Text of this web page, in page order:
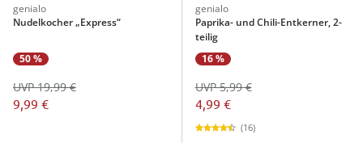
genialo
Nudelkocher „Express“
50 %
9,99 €
UVP 19,99 €
genialo
Paprika- und Chili-Entkerner, 2-
teilig
16 %
4,99 €
UVP 5,99 €
(16)